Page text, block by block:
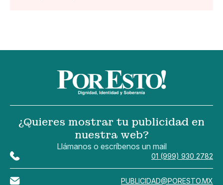
¿Quieres mostrar tu publicidad en
nuestra web?
Llámanos o escríbenos un mail
01 (999) 930 2782
PUBLICIDAD@PORESTO.MX